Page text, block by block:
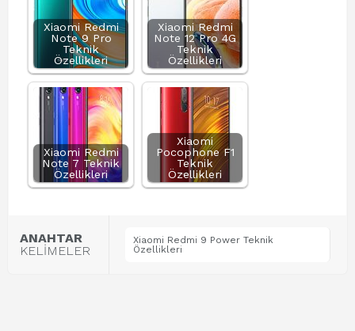
Xiaomi Redmi
Note 9 Pro
Teknik
Özellikleri
Xiaomi Redmi
Note 12 Pro 4G
Teknik
Özellikleri
Xiaomi Redmi
Note 7 Teknik
Özellikleri
Xiaomi
Pocophone F1
Teknik
Özellikleri
ANAHTAR
KELİMELER
Xiaomi Redmi 9 Power Teknik
Özellikleri